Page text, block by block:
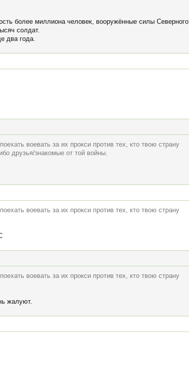
более миллиона человек, вооружённые силы Северного
солдат.
два года.
воевать за их прокси против тех, кто твою страну
друзья/знакомые от той войны.
воевать за их прокси против тех, кто твою страну
воевать за их прокси против тех, кто твою страну
жалуют.